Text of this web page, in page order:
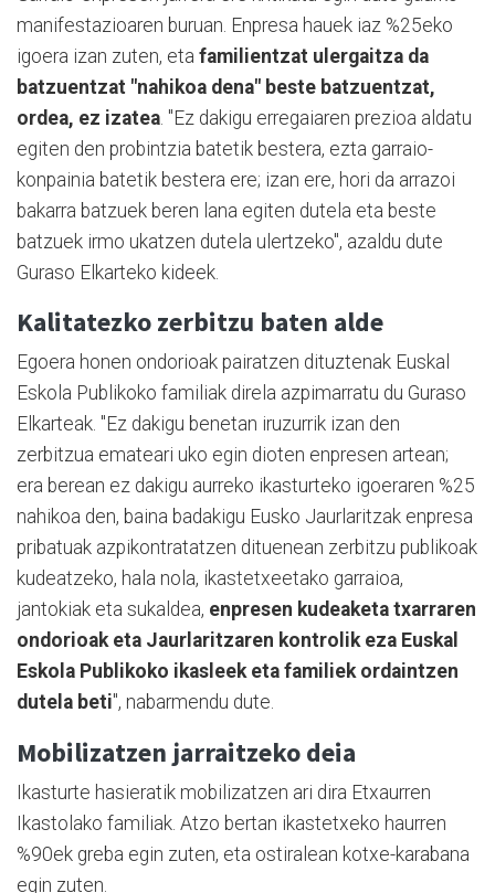
manifestazioaren buruan. Enpresa hauek iaz %25eko
igoera izan zuten, eta familientzat ulergaitza da
batzuentzat "nahikoa dena" beste batzuentzat,
ordea, ez izatea . "Ez dakigu erregaiaren prezioa aldatu
egiten den probintzia batetik bestera, ezta garraio-
konpainia batetik bestera ere; izan ere, hori da arrazoi
bakarra batzuek beren lana egiten dutela eta beste
batzuek irmo ukatzen dutela ulertzeko", azaldu dute
Guraso Elkarteko kideek.
Kalitatezko zerbitzu baten alde
Egoera honen ondorioak pairatzen dituztenak Euskal
Eskola Publikoko familiak direla azpimarratu du Guraso
Elkarteak. "Ez dakigu benetan iruzurrik izan den
zerbitzua emateari uko egin dioten enpresen artean;
era berean ez dakigu aurreko ikasturteko igoeraren %25
nahikoa den, baina badakigu Eusko Jaurlaritzak enpresa
pribatuak azpikontratatzen dituenean zerbitzu publikoak
kudeatzeko, hala nola, ikastetxeetako garraioa,
jantokiak eta sukaldea, enpresen kudeaketa txarraren
ondorioak eta Jaurlaritzaren kontrolik eza Euskal
Eskola Publikoko ikasleek eta familiek ordaintzen
dutela beti", nabarmendu dute.
Mobilizatzen jarraitzeko deia
Ikasturte hasieratik mobilizatzen ari dira Etxaurren
Ikastolako familiak. Atzo bertan ikastetxeko haurren
%90ek greba egin zuten, eta ostiralean kotxe-karabana
egin zuten.